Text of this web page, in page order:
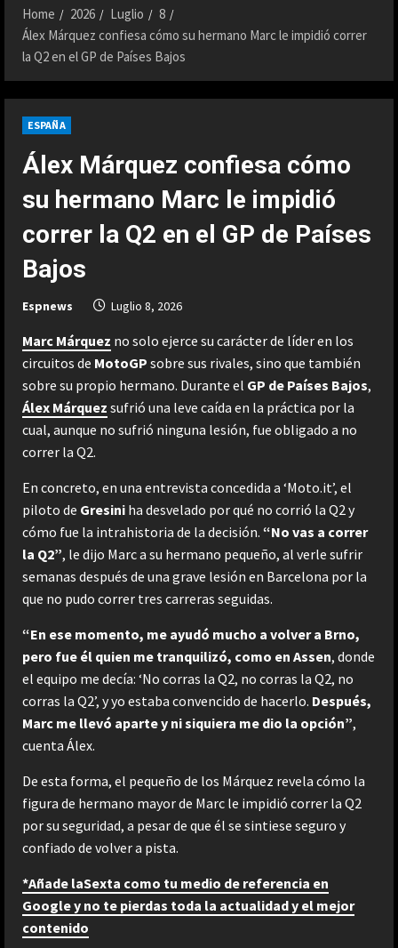
Home 2026 Luglio
8
Álex Márquez confiesa cómo su hermano Marc le impidió correr
la Q2 en el GP de Países Bajos
ESPAÑA
Álex Márquez confiesa cómo
su hermano Marc le impidió
correr la Q2 en el GP de Países
Bajos
Espnews Luglio 8, 2026
Marc Márquez no solo ejerce su carácter de líder en los
circuitos de MotoGP sobre sus rivales, sino que también
sobre su propio hermano. Durante el GP de Países Bajos,
Álex Márquez sufrió una leve caída en la práctica por la
cual, aunque no sufrió ninguna lesión, fue obligado a no
correr la Q2.
En concreto, en una entrevista concedida a ‘Moto.it’, el
piloto de Gresini ha desvelado por qué no corrió la Q2 y
cómo fue la intrahistoria de la decisión. “No vas a correr
la Q2”, le dijo Marc a su hermano pequeño, al verle sufrir
semanas después de una grave lesión en Barcelona por la
que no pudo correr tres carreras seguidas.
“En ese momento, me ayudó mucho a volver a Brno,
pero fue él quien me tranquilizó, como en Assen, donde
el equipo me decía: ‘No corras la Q2, no corras la Q2, no
corras la Q2’, y yo estaba convencido de hacerlo. Después,
Marc me llevó aparte y ni siquiera me dio la opción”,
cuenta Álex.
De esta forma, el pequeño de los Márquez revela cómo la
figura de hermano mayor de Marc le impidió correr la Q2
por su seguridad, a pesar de que él se sintiese seguro y
confiado de volver a pista.
*Añade laSexta como tu medio de referencia en
Google y no te pierdas toda la actualidad y el mejor
contenido